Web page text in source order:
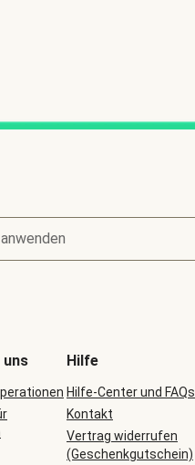
uns Hilfe
Hilfe-Center und FAQs
Kontakt
Vertrag widerrufen
(Geschenkgutschein)